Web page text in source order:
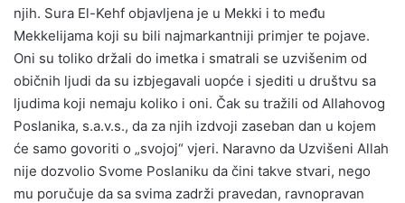
njih. Sura El-Kehf objavljena je u Mekki i to među
Mekkelijama koji su bili najmarkantniji primjer te pojave.
Oni su toliko držali do imetka i smatrali se uzvišenim od
običnih ljudi da su izbjegavali uopće i sjediti u društvu sa
ljudima koji nemaju koliko i oni. Čak su tražili od Allahovog
Poslanika, s.a.v.s., da za njih izdvoji zaseban dan u kojem
će samo govoriti o „svojoj“ vjeri. Naravno da Uzvišeni Allah
nije dozvolio Svome Poslaniku da čini takve stvari, nego
mu poručuje da sa svima zadrži pravedan, ravnopravan